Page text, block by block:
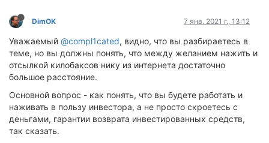
DimOK 7 янв. 2021 г., 13:12
Уважаемый @compl1cated, видно, что вы разбираетесь в
теме, но вы должны понять, что между желанием нажить и
отсылкой килобаксов нику из интернета достаточно
большое расстояние.
Основной вопрос - как понять, что вы будете работать и
наживать в пользу инвестора, а не просто скроетесь с
деньгами, гарантии возврата инвестированных средств,
так сказать.